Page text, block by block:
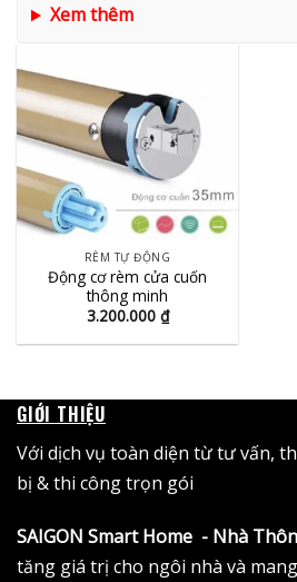
Xem thêm
RÈM TỰ ĐỘNG
Động cơ rèm cửa cuốn
thông minh
3.200.000 ₫
GIỚI THIỆU
Với dịch vụ toàn diện từ tư vấn,
bị & thi công trọn gói
SAIGON Smart Home - Nhà
tăng giá trị cho ngôi nhà và